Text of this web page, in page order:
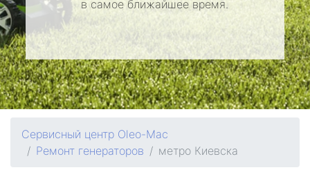
в самое ближайшее время.
Сервисный центр Oleo-Mac
Ремонт генераторов
метро Киевска